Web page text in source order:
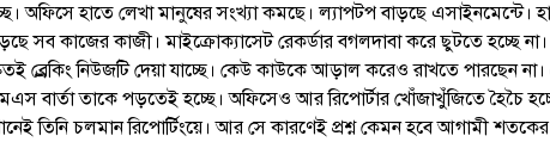
অফিসে হাতে লেখা মানুষের সংখ্যা কমছে। ল্যাপটপ বাড়ছে এসাইনমেন্টে।
সব কাজের কাজী। মাইক্রোক্যাসেট রেকর্ডার বগলদাবা করে ছুটতে হচ্ছে না।
ব্র্রেকিং নিউজটি দেয়া যাচ্ছে। কেউ কাউকে আড়াল করেও রাখতে পারছেন
বার্তা তাকে পড়তেই হচ্ছে। অফিসেও আর রিপোর্টার খোঁজাখুঁজিতে হৈচৈ
তিনি চলমান রিপোর্টিংয়ে। আর সে কারণেই প্রশ্ন কেমন হবে আগামী শতকের